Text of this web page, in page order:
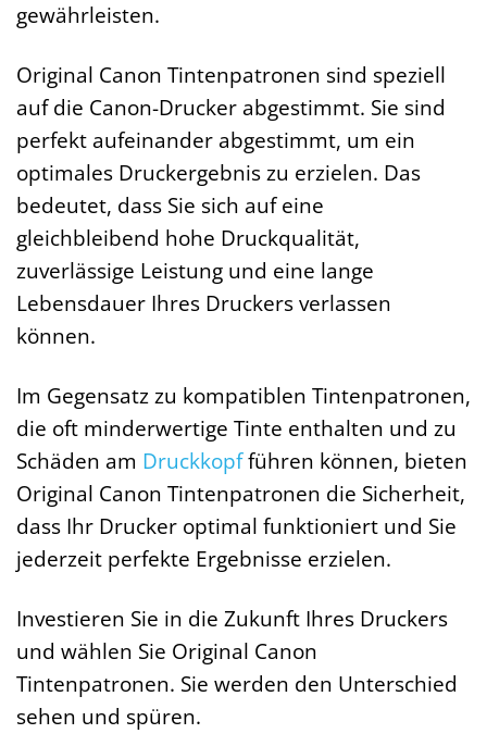
gewährleisten.
Original Canon Tintenpatronen sind speziell
auf die Canon-Drucker abgestimmt. Sie sind
perfekt aufeinander abgestimmt, um ein
optimales Druckergebnis zu erzielen. Das
bedeutet, dass Sie sich auf eine
gleichbleibend hohe Druckqualität,
zuverlässige Leistung und eine lange
Lebensdauer Ihres Druckers verlassen
können.
Im Gegensatz zu kompatiblen Tintenpatronen,
die oft minderwertige Tinte enthalten und zu
Schäden am Druckkopfführen können, bieten
Original Canon Tintenpatronen die Sicherheit,
dass Ihr Drucker optimal funktioniert und Sie
jederzeit perfekte Ergebnisse erzielen.
Investieren Sie in die Zukunft Ihres Druckers
und wählen Sie Original Canon
Tintenpatronen. Sie werden den Unterschied
sehen und spüren.